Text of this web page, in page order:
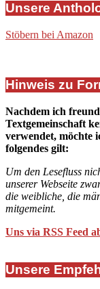
Unsere
Stöbern bei Amazon
Hinweis zu
Nachdem ich
Textgemeinschaft
verwendet, möchte
folgendes gilt:
Um den Lesefluss
unserer Webseite
die weibliche, die
mitgemeint.
Uns via RSS Feed
Unsere